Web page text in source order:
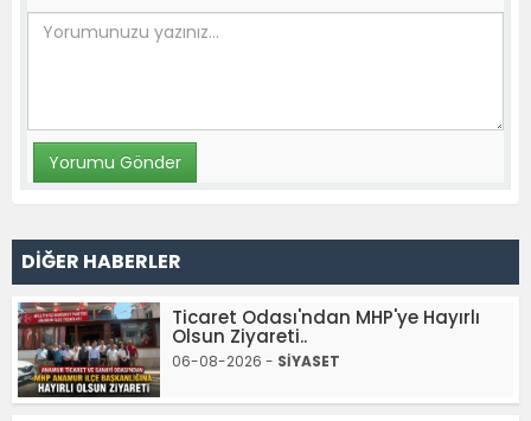
DİĞER HABERLER
Ticaret Odası'ndan MHP'ye Hayırlı
Olsun Ziyareti..
06-08-2026 - SİYASET